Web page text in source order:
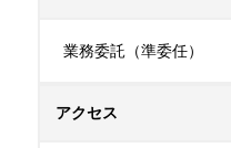
業務委託（準委任）
アクセス